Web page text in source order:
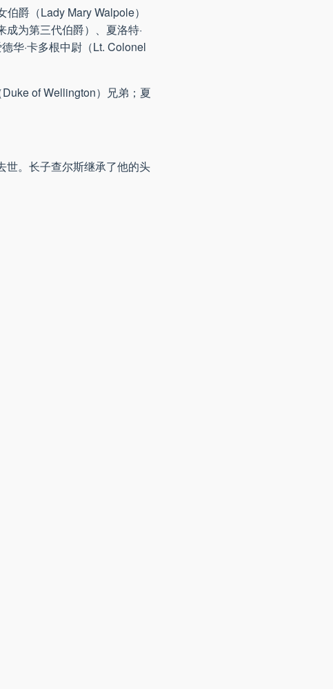
爵（Lady Mary Walpole）
为第三代伯爵）、夏洛特·
华·卡多根中尉（Lt. Colonel
of Wellington）兄弟；夏
世。长子查尔斯继承了他的头